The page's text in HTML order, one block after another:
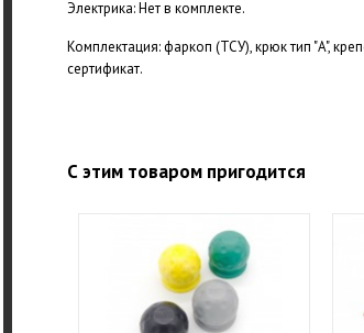
Электрика: Нет в комплекте.
Комплектация: фаркоп (ТСУ), крюк тип "A",
сертификат.
С этим товаром пригодится